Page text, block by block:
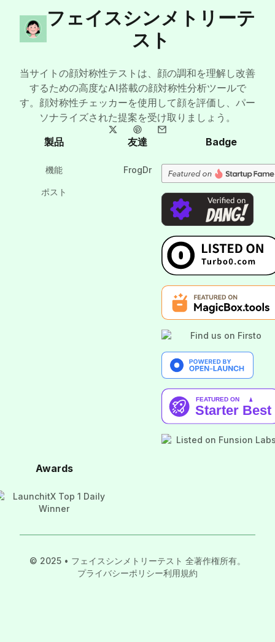
フェイスシンメトリーテ
スト
当サイトの顔対称性テストは、顔の調和を理解し改善
するための高度なAI搭載の顔対称性分析ツールで
す。顔対称性チェッカーを使用して顔を評価し、パー
ソナライズされた提案を受け取りましょう。
製品
機能
ポスト
友達
FrogDr
Badge
Awards
© 2025 • フェイスシンメトリーテスト 全著作権所有。
プライバシーポリシー利用規約